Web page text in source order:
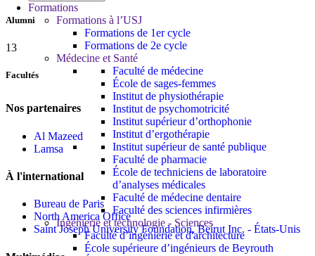
Formations
Formations à l’USJ
Formations de 1er cycle
Formations de 2e cycle
Médecine et Santé
Faculté de médecine
École de sages-femmes
Institut de physiothérapie
Institut de psychomotricité
Institut supérieur d’orthophonie
Institut d’ergothérapie
Institut supérieur de santé publique
Faculté de pharmacie
École de techniciens de laboratoire
d’analyses médicales
Faculté de médecine dentaire
Faculté des sciences infirmières
Ingénierie et technologie - Sciences
Faculté d’ingénierie et d'architecture
École supérieure d’ingénieurs de Beyrouth
Alumni
13
Facultés
Nos partenaires
Al Mazeed
Lamsa
À l'international
Bureau de Paris
North America Office
Saint Joseph University Foundation, Beirut Inc. - États-Unis